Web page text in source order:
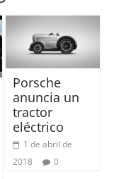
Porsche
anuncia un
tractor
eléctrico
1 de abril de
2018
0